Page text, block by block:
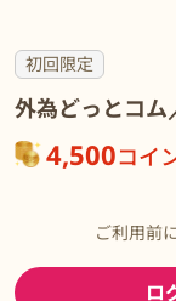
初回限定
外為どっとコム
4,500コイ
ご利用前
ロ